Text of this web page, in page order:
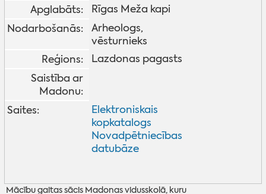
Apglabāts:
Rīgas Meža kapi
Nodarbošanās:
Arheologs,
vēsturnieks
Reģions:
Lazdonas pagasts
Saistība ar
Madonu:
Saites:
Elektroniskais
kopkatalogs
Novadpētniecības
datubāze
Mācību gaitas sācis Madonas vidusskolā, kuru